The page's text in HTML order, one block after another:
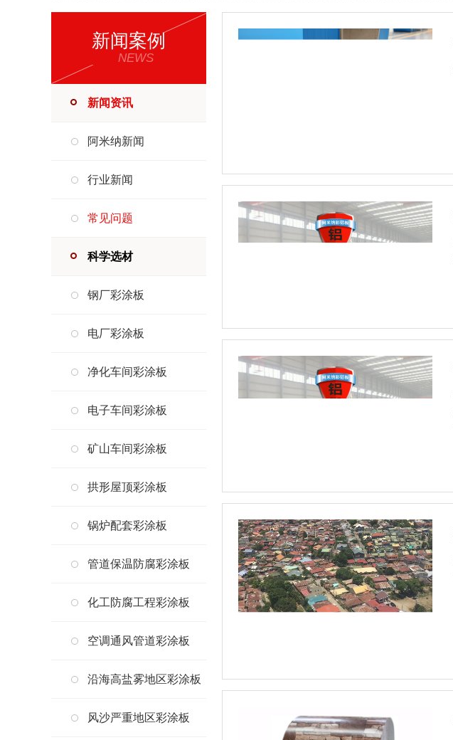
新闻案例
NEWS
新闻资讯
阿米纳新闻
行业新闻
常见问题
科学选材
钢厂彩涂板
电厂彩涂板
净化车间彩涂板
电子车间彩涂板
矿山车间彩涂板
拱形屋顶彩涂板
锅炉配套彩涂板
管道保温防腐彩涂板
化工防腐工程彩涂板
空调通风管道彩涂板
沿海高盐雾地区彩涂板
风沙严重地区彩涂板